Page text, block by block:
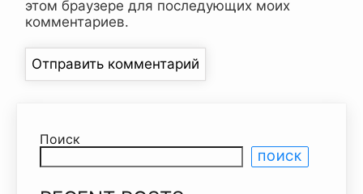
этом браузере для последующих моих
комментариев.
Поиск
ПОИСК